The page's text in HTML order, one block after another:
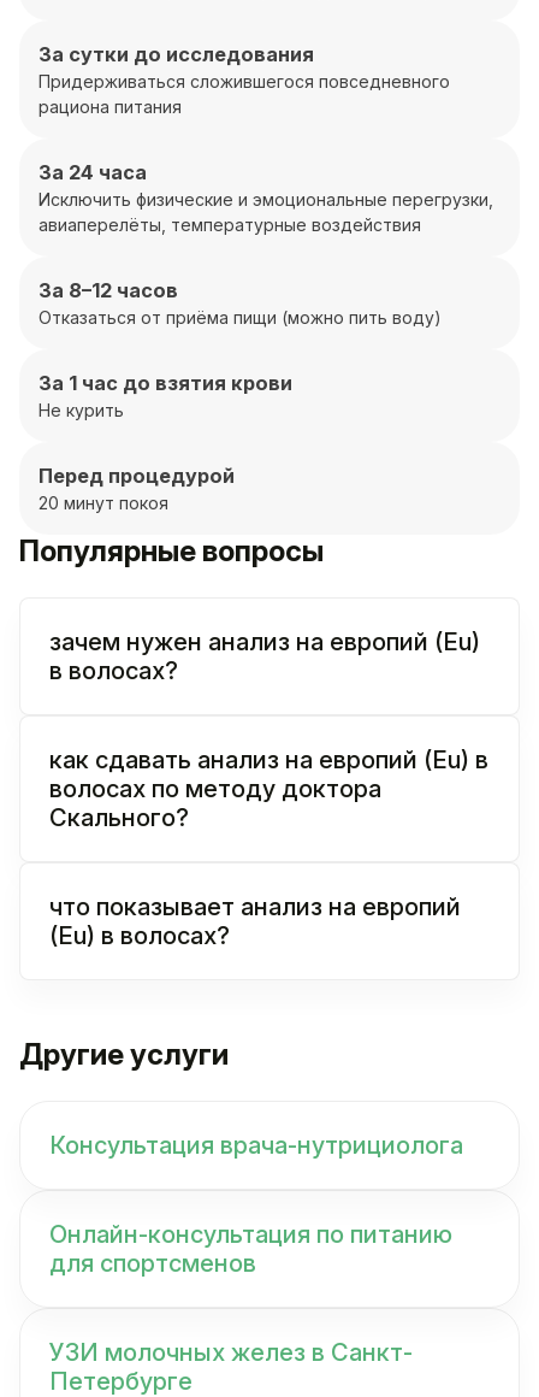
За сутки до исследования
Придерживаться сложившегося повседневного
рациона питания
За 24 часа
Исключить физические и эмоциональные перегрузки,
авиаперелёты, температурные воздействия
За 8–12 часов
Отказаться от приёма пищи (можно пить воду)
За 1 час до взятия крови
Не курить
Перед процедурой
20 минут покоя
Популярные вопросы
зачем нужен анализ на европий (Eu)
в волосах?
как сдавать анализ на европий (Eu) в
волосах по методу доктора
Скального?
что показывает анализ на европий
(Eu) в волосах?
Другие услуги
Консультация врача-нутрициолога
Онлайн-консультация по питанию
для спортсменов
УЗИ молочных желез в Санкт-
Петербурге